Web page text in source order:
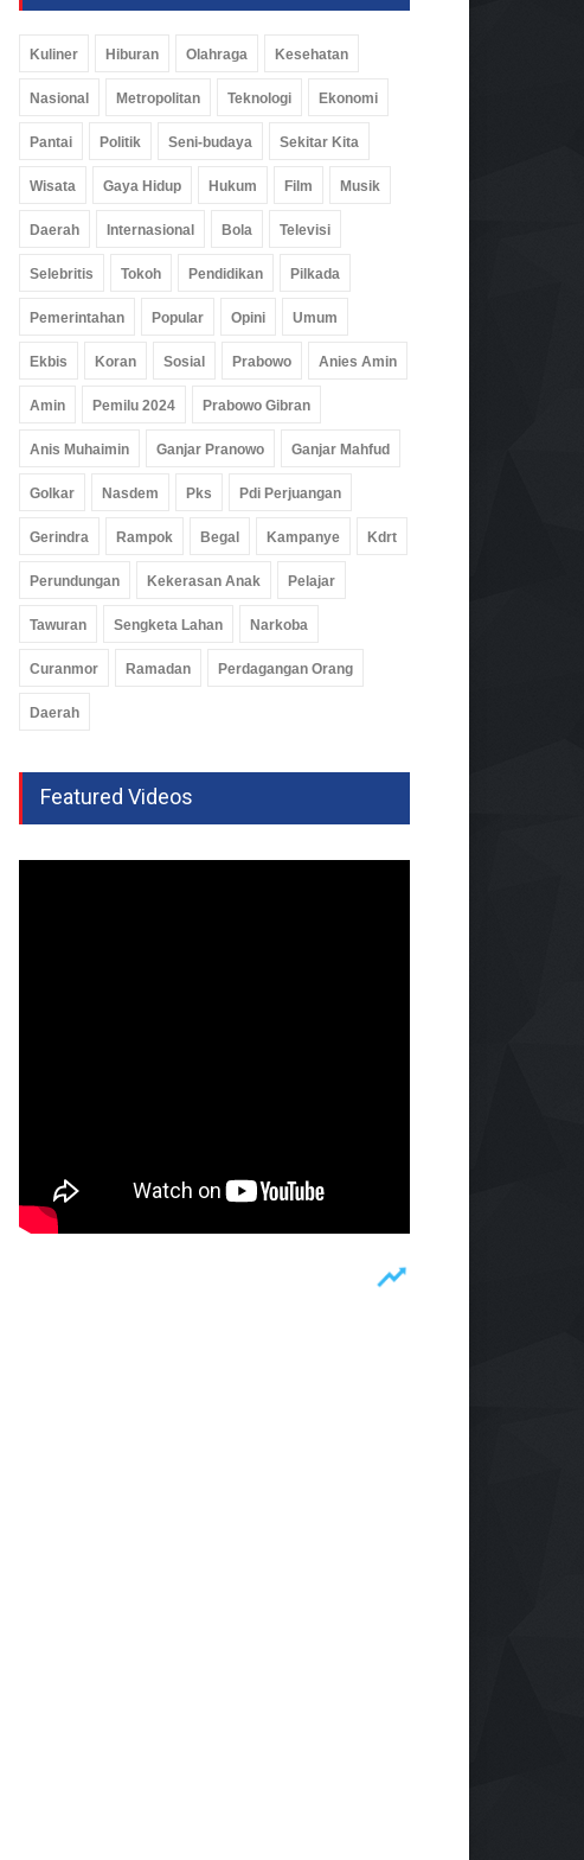
Kuliner Hiburan Olahraga Kesehatan
Nasional Metropolitan Teknologi Ekonomi
Pantai Politik Seni-budaya Sekitar Kita
Wisata Gaya Hidup Hukum Film Musik
Daerah Internasional Bola Televisi
Selebritis Tokoh Pendidikan Pilkada
Pemerintahan Popular Opini Umum
Ekbis Koran Sosial Prabowo Anies Amin
Amin Pemilu 2024 Prabowo Gibran
Anis Muhaimin Ganjar Pranowo Ganjar Mahfud
Golkar Nasdem Pks Pdi Perjuangan
Gerindra Rampok Begal Kampanye Kdrt
Perundungan Kekerasan Anak Pelajar
Tawuran Sengketa Lahan Narkoba
Curanmor Ramadan Perdagangan Orang
Daerah
Featured Videos